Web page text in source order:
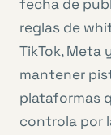
fecha de
reglas de
TikTok, Meta
mantener
plataformas
controla por